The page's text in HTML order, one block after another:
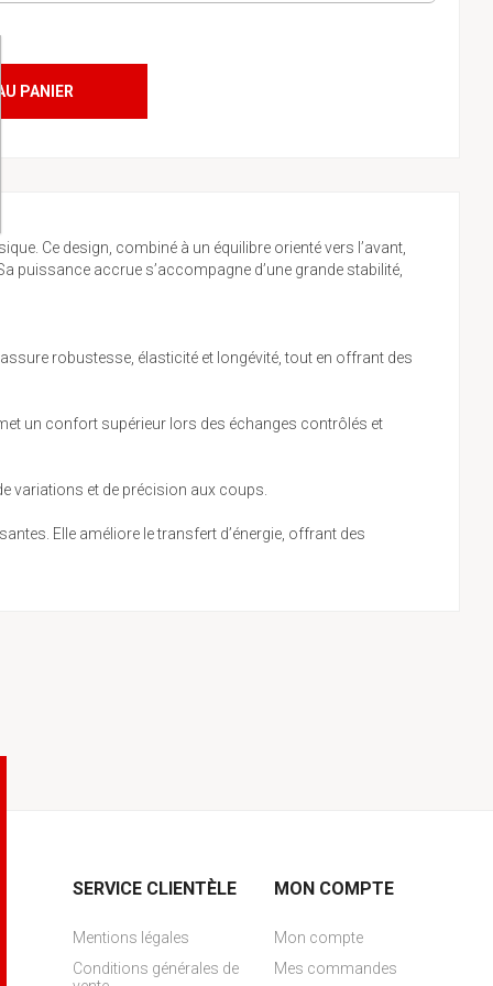
PANIER
Ce design, combiné à un équilibre orienté vers l’avant,
puissance accrue s’accompagne d’une grande stabilité,
robustesse, élasticité et longévité, tout en offrant des
un confort supérieur lors des échanges contrôlés et
variations et de précision aux coups.
Elle améliore le transfert d’énergie, offrant des
SERVICE CLIENTÈLE
Mentions légales
Conditions générales de
MON COMPTE
Mon compte
Mes commandes